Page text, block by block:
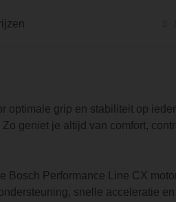
optimale grip en stabiliteit op
geniet je altijd van comfort,
Bosch Performance Line CX
snelle acceleratie